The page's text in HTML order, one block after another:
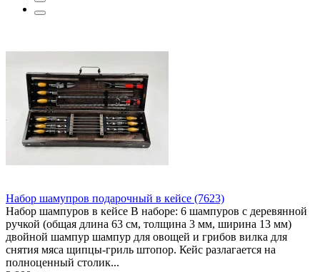
Набор шамупров подарочный в кейсе (7623)
Набор шампуров в кейсе В наборе: 6 шампуров с деревянной
ручкой (общая длина 63 см, толщина 3 мм, ширина 13 мм)
двойной шампур шампур для овощей и грибов вилка для
снятия мяса щипцы-гриль штопор. Кейс разлагается на
полноценный столик...